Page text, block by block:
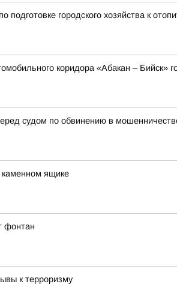
городского хозяйства к
коридора «Абакан – Бийск»
судом по обвинению в
каменном ящике
фонтан
к терроризму